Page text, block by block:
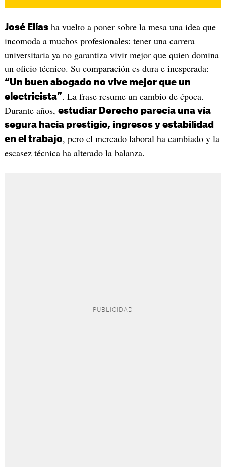
José Elíasha vuelto a poner sobre la mesa una idea que
incomoda a muchos profesionales: tener una carrera
universitaria ya no garantiza vivir mejor que quien domina
un oficio técnico. Su comparación es dura e inesperada:
“Un buen abogado no vive mejor que un
electricista”. La frase resume un cambio de época.
Durante años, estudiar Derecho parecía una vía
segura hacia prestigio, ingresos y estabilidad
en el trabajo, pero el mercado laboral ha cambiado y la
escasez técnica ha alterado la balanza.